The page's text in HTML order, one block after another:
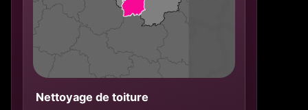
Nettoyage de toiture